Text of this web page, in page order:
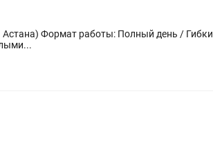
работы: Полный день / Гибкий график